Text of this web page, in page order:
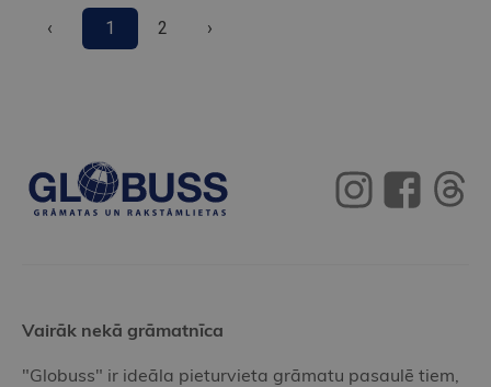
‹ 1 2 ›
Vairāk nekā grāmatnīca
"Globuss" ir ideāla pieturvieta grāmatu pasaulē tiem,